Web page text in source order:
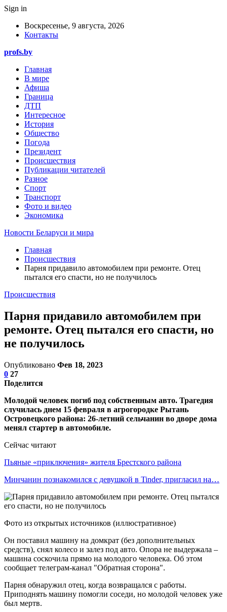
Sign in
Воскресенье, 9 августа, 2026
Контакты
profs.by
Главная
В мире
Афиша
Граница
ДТП
Интересное
История
Общество
Погода
Президент
Происшествия
Публикации читателей
Разное
Спорт
Транспорт
Фото и видео
Экономика
Новости Беларуси и мира
Главная
Происшествия
Парня придавило автомобилем при ремонте. Отец
пытался его спасти, но не получилось
Происшествия
Парня придавило автомобилем при
ремонте. Отец пытался его спасти, но
не получилось
Опубликовано Фев 18, 2023
0 27
Поделится
Молодой человек погиб под собственным авто. Трагедия
случилась днем 15 февраля в агрогородке Рытань
Островецкого района: 26-летний сельчанин во дворе дома
менял стартер в автомобиле.
Сейчас читают
Пьяные «приключения» жителя Брестского района
Минчанин познакомился с девушкой в Tinder, пригласил на…
Фото из открытых источников (иллюстративное)
Он поставил машину на домкрат (без дополнительных
средств), снял колесо и залез под авто. Опора не выдержала –
машина соскочила прямо на молодого человека. Об этом
сообщает телеграм-канал "Обратная сторона".
Парня обнаружил отец, когда возвращался с работы.
Приподнять машину помогли соседи, но молодой человек уже
был мертв.